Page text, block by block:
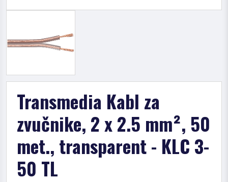
Transmedia Kabl za
zvučnike, 2 x 2.5 mm², 50
met., transparent - KLC 3-
50 TL